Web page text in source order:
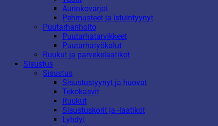
Aurinkovarjot
Pehmusteet ja istuintyynyt
Puutarhanhoito
Puutarhatarvikkeet
Puutarhatyökalut
Ruukut ja parvekelaatikot
Sisustus
Sisustus
Sisustustyynyt ja huovat
Tekokasvit
Ruukut
Sisustuskorit ja -laatikot
Lyhdyt